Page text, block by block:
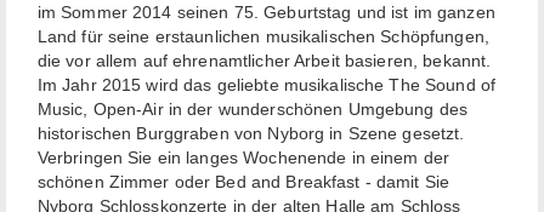
im Sommer 2014 seinen 75. Geburtstag und ist im ganzen
Land für seine erstaunlichen musikalischen Schöpfungen,
die vor allem auf ehrenamtlicher Arbeit basieren, bekannt.
Im Jahr 2015 wird das geliebte musikalische The Sound of
Music, Open-Air in der wunderschönen Umgebung des
historischen Burggraben von Nyborg in Szene gesetzt.
Verbringen Sie ein langes Wochenende in einem der
schönen Zimmer oder Bed and Breakfast - damit Sie
Nyborg Schlosskonzerte in der alten Halle am Schloss